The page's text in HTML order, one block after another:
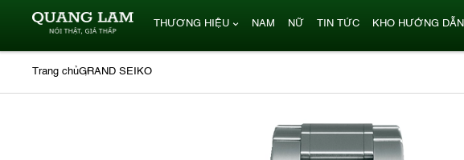
THƯƠNG HIỆU NAM NỮ TIN TỨC KHO HƯỚNG DẪN
Trang chủGRAND SEIKO